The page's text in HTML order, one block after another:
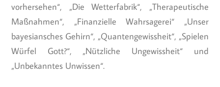
vorhersehen“, „Die Wetterfabrik“, „Therapeutische
Maßnahmen“, „Finanzielle Wahrsagerei“ „Unser
bayesiansches Gehirn“, „Quantengewissheit“, „Spielen
Würfel Gott?“, „Nützliche Ungewissheit“ und
„Unbekanntes Unwissen“.